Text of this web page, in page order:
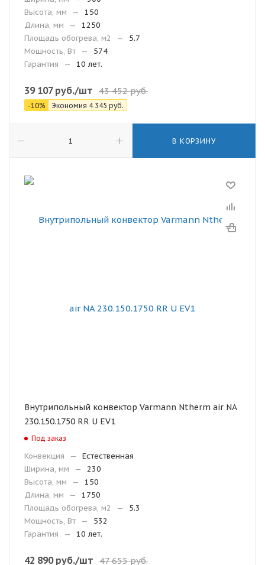
Высота, мм
—
150
Длина, мм
—
1250
Площадь обогрева, м2
—
5.7
Мощность, Вт
—
574
Гарантия
— 10 лет.
39 107руб./шт 43 452руб.
-10% Экономия 4 345 руб.
В КОРЗИНУ
Внутрипольный конвектор Varmann Ntherm air NA
230.150.1750 RR U EV1
Под заказ
Конвекция —
Естественная
Ширина, мм
—
230
Высота, мм
—
150
Длина, мм
—
1750
Площадь обогрева, м2
—
5.3
Мощность, Вт
—
532
Гарантия
— 10 лет.
42 890руб./шт 47 655руб.